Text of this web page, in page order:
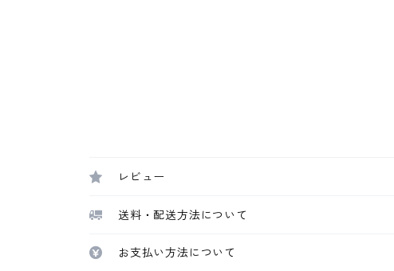
レビュー
送料・配送方法について
お支払い方法について